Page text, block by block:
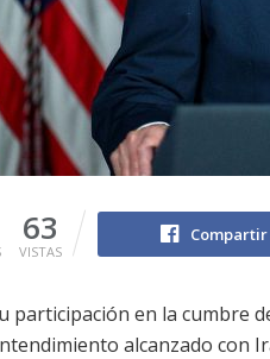
63
VISTAS
Compartir
participación en la cumbre
alcanzado con